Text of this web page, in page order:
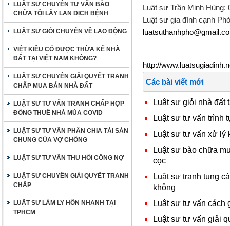
LUẬT SƯ CHUYÊN TƯ VẤN BÀO
CHỮA TỘI LÂY LAN DỊCH BỆNH
LUẬT SƯ GIỎI CHUYÊN VỀ LAO ĐỘNG
VIỆT KIỀU CÓ ĐƯỢC THỪA KẾ NHÀ
ĐẤT TẠI VIỆT NAM KHÔNG?
LUẬT SƯ CHUYÊN GIẢI QUYẾT TRANH
CHẤP MUA BÁN NHÀ ĐẤT
LUẬT SƯ TƯ VẤN TRANH CHẤP HỢP
ĐỒNG THUÊ NHÀ MÙA COVID
LUẬT SƯ TƯ VẤN PHÂN CHIA TÀI SẢN
CHUNG CỦA VỢ CHỒNG
LUẬT SƯ TƯ VẤN THU HỒI CÔNG NỢ
LUẬT SƯ CHUYÊN GIẢI QUYẾT TRANH
CHẤP
LUẬT SƯ LÀM LY HÔN NHANH TẠI
TPHCM
Luật sư Trần Minh Hùng:
Luật sư gia đình cạnh
luatsuthanhpho
http://
Các bài viết mới
Luật sư giỏi nhà đất
Luật sư tư vấn trình
Luật sư tư vấn xử lý
Luật sư bào chữa
cọc
Luật sư tranh tụng
không
Luật sư tư vấn cách
Luật sư tư vấn giải